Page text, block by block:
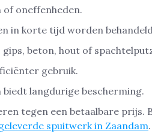
of oneffenheden.
in korte tijd worden
gips, beton, hout of
gebruik.
biedt langdurige bescherming.
tegen een betaalbare prijs.
spuitwerk in Zaandam.